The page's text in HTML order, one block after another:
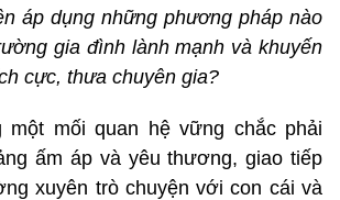
áp dụng những phương pháp nào
gia đình lành mạnh và khuyến
cực, thưa chuyên gia?
mối quan hệ vững chắc phải
ấm áp và yêu thương, giao tiếp
xuyên trò chuyện với con cái và